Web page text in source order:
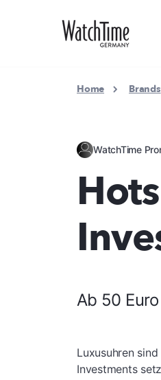
Home Brands
WatchTime
Ab 50
Luxusuhren
Investments